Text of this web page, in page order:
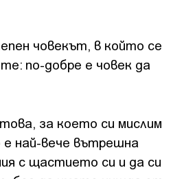
човекът, в който се
по-добре е човек да
за което си мислим
най-вече вътрешна
с щастието си и да си